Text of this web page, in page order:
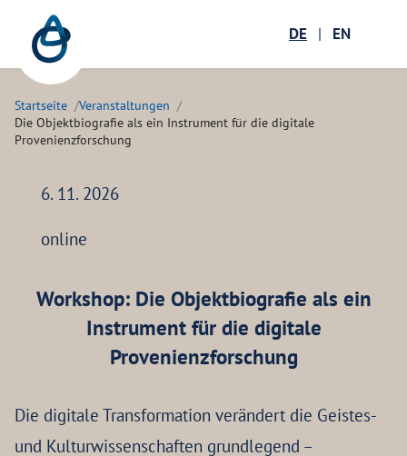
Zum Hauptinhalt springen
DE | EN
Startseite
Veranstaltungen
Die Objektbiografie als ein Instrument für die digitale
Provenienzforschung
6. 11. 2026
online
Workshop:Die Objektbiografie als ein
Instrument für die digitale
Provenienzforschung
Die digitale Transformation verändert die Geistes-
und Kulturwissenschaften grundlegend –